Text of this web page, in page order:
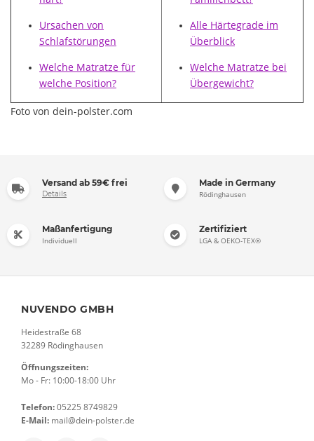
Ursachen von
Schlafstörungen
Welche Matratze für
welche Position?
Alle Härtegrade im
Überblick
Welche Matratze bei
Übergewicht?
Foto von dein-polster.com
Versand ab 59€ frei
Details
Made in Germany
Rödinghausen
Maßanfertigung
Individuell
Zertifiziert
LGA & OEKO-TEX®
NUVENDO GMBH
Heidestraße 68
32289 Rödinghausen
Öffnungszeiten:
Mo - Fr: 10:00-18:00 Uhr
Telefon:05225 8749829
E-Mail: mail@dein-polster.de